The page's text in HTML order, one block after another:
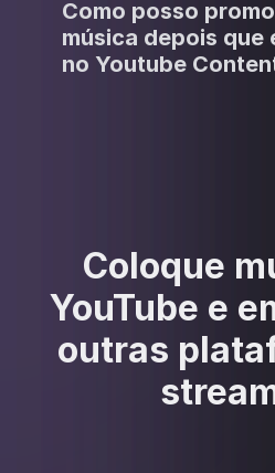
Como posso
música depois que
no Youtube
Coloque
YouTube e
outras